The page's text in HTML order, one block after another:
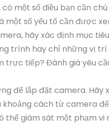
một số điều bạn cần
một số yếu tố cần được
hãy xác định mục
trình hay chỉ những vị
tiếp? Đánh giá yêu
để lắp đặt camera. Hãy
cách từ camera
thể giám sát một phạm vi